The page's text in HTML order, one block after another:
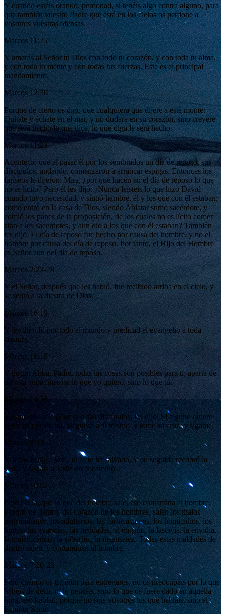
Y cuando estéis orando, perdonad, si tenéis algo contra alguno, para
que también vuestro Padre que está en los cielos os perdone a
vosotros vuestras ofensas.
Marcos 11:25
Y amarás al Señor tu Dios con todo tu corazón, y con toda tu alma,
y con toda tu mente y con todas tus fuerzas. Este es el principal
mandamiento.
Marcos 12:30
Porque de cierto os digo que cualquiera que dijere a este monte:
Quítate y échate en el mar, y no dudare en su corazón, sino creyere
que será hecho lo que dice, lo que diga le será hecho.
Marcos 11:23
Aconteció que al pasar él por los sembrados un día de reposo, sus
discípulos, andando, comenzaron a arrancar espigas. Entonces los
fariseos le dijeron: Mira, ¿por qué hacen en el día de reposo lo que
no es lícito? Pero él les dijo: ¿Nunca leísteis lo que hizo David
cuando tuvo necesidad, y sintió hambre, él y los que con él estaban;
cómo entró en la casa de Dios, siendo Abiatar sumo sacerdote, y
comió los panes de la proposición, de los cuales no es lícito comer
sino a los sacerdotes, y aun dio a los que con él estaban? También
les dijo: El día de reposo fue hecho por causa del hombre, y no el
hombre por causa del día de reposo. Por tanto, el Hijo del Hombre
es Señor aun del día de reposo.
Marcos 2:23-28
Y el Señor, después que les habló, fue recibido arriba en el cielo, y
se sentó a la diestra de Dios.
Marcos 16:19
Y les dijo: Id por todo el mundo y predicad el evangelio a toda
criatura.
Marcos 16:15
Y decía: Abba, Padre, todas las cosas son posibles para ti; aparta de
mí esta copa; mas no lo que yo quiero, sino lo que tú.
Marcos 14:36
Y llamando a la gente y a sus discípulos, les dijo: Si alguno quiere
venir en pos de mí, niéguese a sí mismo, y tome su cruz, y sígame.
Marcos 8:34
Y Jesús le dijo: Vete, tu fe te ha salvado. Y en seguida recobró la
vista, y seguía a Jesús en el camino.
Marcos 10:52
Pero decía, que lo que del hombre sale, eso contamina al hombre.
Porque de dentro, del corazón de los hombres, salen los malos
pensamientos, los adulterios, las fornicaciones, los homicidios, los
hurtos, las avaricias, las maldades, el engaño, la lascivia, la envidia,
la maledicencia, la soberbia, la insensatez. Todas estas maldades de
dentro salen, y contaminan al hombre.
Marcos 7:20-23
Pero cuando os trajeren para entregaros, no os preocupéis por lo que
habéis de decir, ni lo penséis, sino lo que os fuere dado en aquella
hora, eso hablad; porque no sois vosotros los que habláis, sino el
Espíritu Santo.